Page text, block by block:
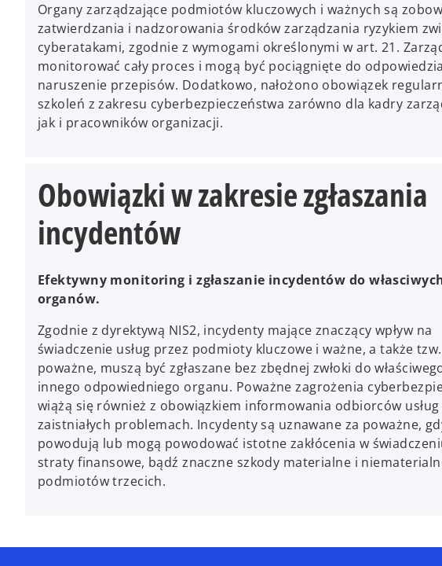
Organy zarządzające podmiotów kluczowych i ważnych są
zatwierdzania i nadzorowania środków zarządzania ryzykiem
cyberatakami, zgodnie z wymogami określonymi w art. 21.
monitorować cały proces i mogą być pociągnięte do
naruszenie przepisów. Dodatkowo, nałożono obowiązek
szkoleń z zakresu cyberbezpieczeństwa zarówno dla kadry
jak i pracowników organizacji.
Obowiązki w zakresie zgłaszania
incydentów
Efektywny monitoring i zgłaszanie incydentów do
organów.
Zgodnie z dyrektywą NIS2, incydenty mające znaczący wpływ na
świadczenie usług przez podmioty kluczowe i ważne, a także
poważne, muszą być zgłaszane bez zbędnej zwłoki do
innego odpowiedniego organu. Poważne zagrożenia
wiążą się również z obowiązkiem informowania odbiorców usług
zaistniałych problemach. Incydenty są uznawane za poważne,
powodują lub mogą powodować istotne zakłócenia w
straty finansowe, bądź znaczne szkody materialne i
podmiotów trzecich.